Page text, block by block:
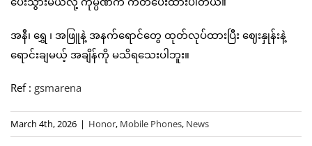
အနီ၊ ရွှေ ၊ အဖြူနဲ့ အနက်ရောင်တွေ ထုတ်လုပ်ထားပြီး ဈေးနှုန်းနဲ့
ရောင်းချမယ့် အချိန်ကို မသိရသေးပါဘူး။
Ref : gsmarena
March 4th, 2026 | Honor, Mobile Phones, News